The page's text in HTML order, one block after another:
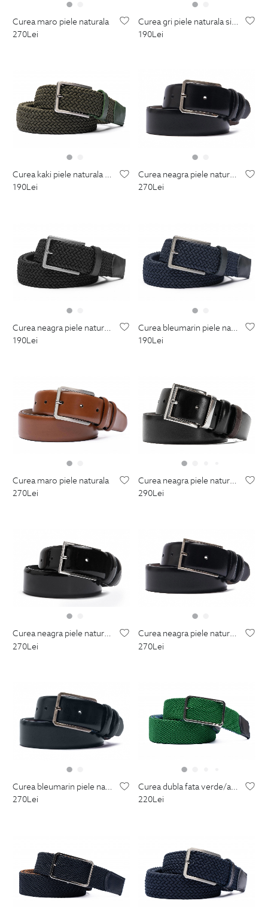
curea maro piele naturala
270Lei
curea gri piele naturala si textil
190Lei
curea kaki piele naturala si textil
190Lei
curea neagra piele naturala
270Lei
curea neagra piele naturala si textil
190Lei
curea bleumarin piele naturala si textil
190Lei
curea maro piele naturala
270Lei
curea neagra piele naturala
290Lei
curea neagra piele naturala
270Lei
curea neagra piele naturala
270Lei
curea bleumarin piele naturala
270Lei
curea dubla fata verde/albastru textil si piele naturala
220Lei